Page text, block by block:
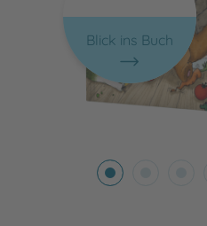
Blick ins Buch